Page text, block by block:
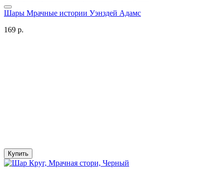
Шары Мрачные истории Уэнздей Адамс
169 р.
Купить